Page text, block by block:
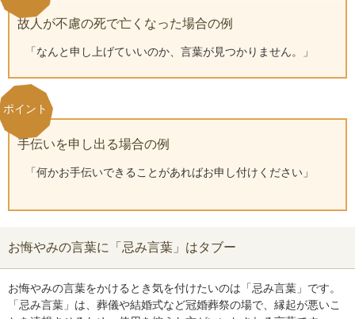
故人が不慮の死で亡くなった場合の例
「なんと申し上げていいのか、言葉が見つかりません。」
手伝いを申し出る場合の例
「何かお手伝いできることがあればお申し付けください」
お悔やみの言葉に「忌み言葉」はタブー
お悔やみの言葉をかけるとき気を付けたいのは「忌み言葉」です。
「忌み言葉」は、葬儀や結婚式など冠婚葬祭の場で、縁起が悪いこ